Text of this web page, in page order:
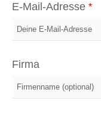
E-Mail-Adresse *
Firma